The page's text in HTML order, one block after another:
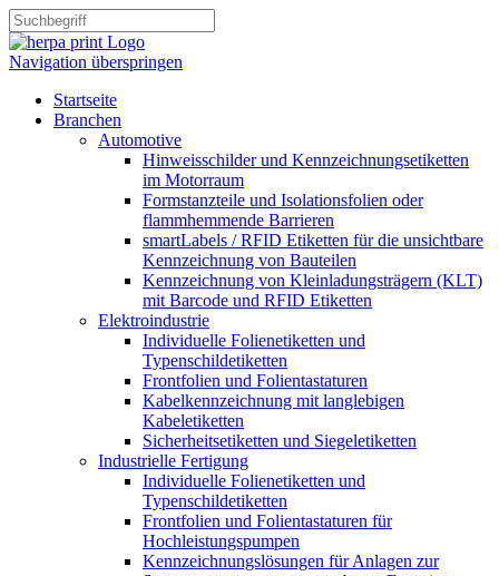
Navigation überspringen
Startseite
Branchen
Automotive
Hinweisschilder und Kennzeichnungsetiketten
im Motorraum
Formstanzteile und Isolationsfolien oder
flammhemmende Barrieren
smartLabels / RFID Etiketten für die unsichtbare
Kennzeichnung von Bauteilen
Kennzeichnung von Kleinladungsträgern (KLT)
mit Barcode und RFID Etiketten
Elektroindustrie
Individuelle Folienetiketten und
Typenschildetiketten
Frontfolien und Folientastaturen
Kabelkennzeichnung mit langlebigen
Kabeletiketten
Sicherheitsetiketten und Siegeletiketten
Industrielle Fertigung
Individuelle Folienetiketten und
Typenschildetiketten
Frontfolien und Folientastaturen für
Hochleistungspumpen
Kennzeichnungslösungen für Anlagen zur